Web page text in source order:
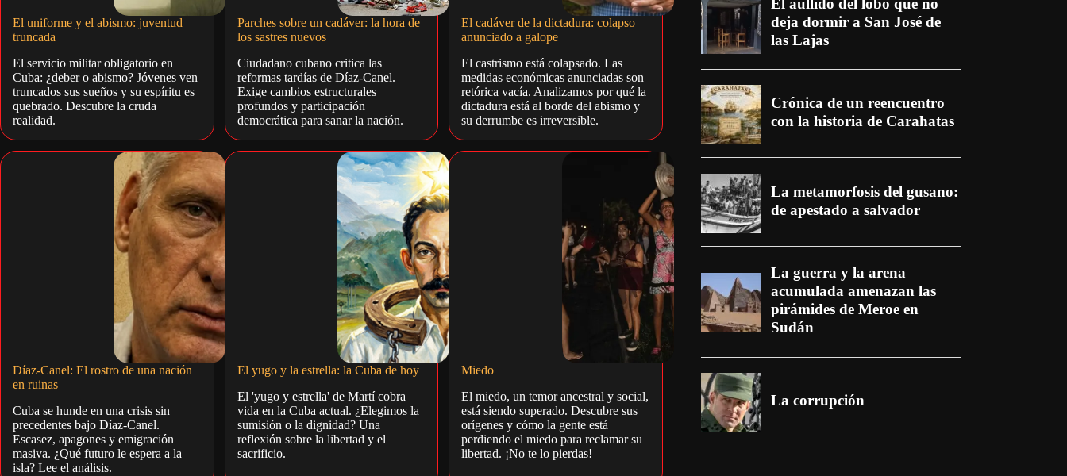
El uniforme y el abismo: juventud
truncada
El servicio militar obligatorio en
Cuba: ¿deber o abismo? Jóvenes ven
truncados sus sueños y su espíritu es
quebrado. Descubre la cruda
realidad.
Parches sobre un cadáver: la hora de
los sastres nuevos
Ciudadano cubano critica las
reformas tardías de Díaz-Canel.
Exige cambios estructurales
profundos y participación
democrática para sanar la nación.
El cadáver de la dictadura: colapso
anunciado a galope
El castrismo está colapsado. Las
medidas económicas anunciadas son
retórica vacía. Analizamos por qué la
dictadura está al borde del abismo y
su derrumbe es irreversible.
Díaz-Canel: El rostro de una nación
en ruinas
Cuba se hunde en una crisis sin
precedentes bajo Díaz-Canel.
Escasez, apagones y emigración
masiva. ¿Qué futuro le espera a la
isla? Lee el análisis.
El yugo y la estrella: la Cuba de hoy
El 'yugo y estrella' de Martí cobra
vida en la Cuba actual. ¿Elegimos la
sumisión o la dignidad? Una
reflexión sobre la libertad y el
sacrificio.
Miedo
El miedo, un temor ancestral y social,
está siendo superado. Descubre sus
orígenes y cómo la gente está
perdiendo el miedo para reclamar su
libertad. ¡No te lo pierdas!